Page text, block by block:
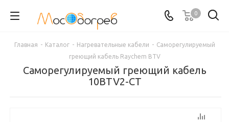
0
Главная - Каталог - Нагревательные кабели - Саморегулируемый
греющий кабель Raychem BTV
Саморегулируемый греющий кабель
10BTV2-CT